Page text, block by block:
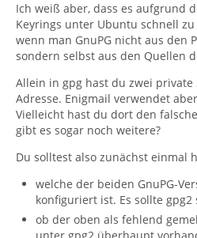
Ich weiß aber, dass es aufgrund
Keyrings unter Ubuntu schnell
wenn man GnuPG nicht aus den
sondern selbst aus den Quellen
Allein in gpg hast du zwei private
Adresse. Enigmail verwendet
Vielleicht hast du dort den
gibt es sogar noch weitere?
Du solltest also zunächst einmal
welche der beiden GnuPG-
konfiguriert ist. Es sollte gpg2
ob der oben als fehlend